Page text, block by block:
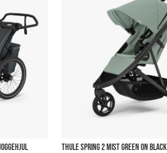
THULE SPRING 2 MIST GREEN ON BLACK